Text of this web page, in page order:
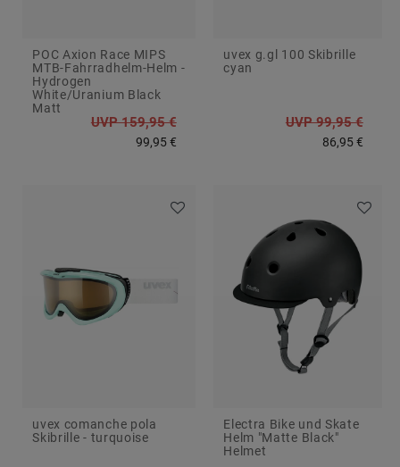
POC Axion Race MIPS
MTB-Fahrradhelm-Helm -
Hydrogen
White/Uranium Black
Matt
UVP 159,95 €
99,95 €
uvex g.gl 100 Skibrille
cyan
UVP 99,95 €
86,95 €
uvex comanche pola
Skibrille - turquoise
Electra Bike und Skate
Helm "Matte Black"
Helmet